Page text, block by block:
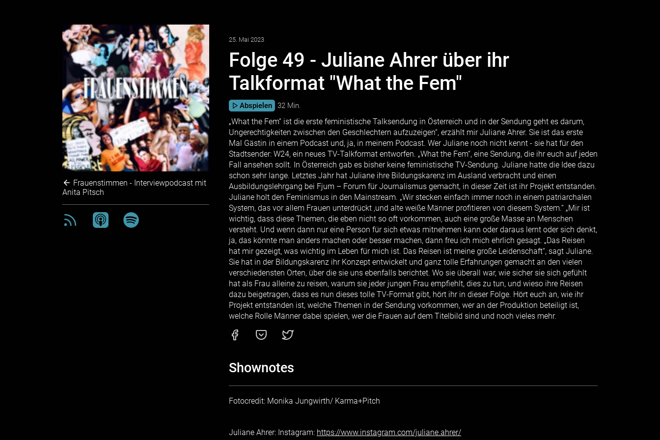
Frauenstimmen - Interviewpodcast mit
Anita Pitsch
25. Mai 2023
Folge 49 - Juliane Ahrer über ihr
Talkformat "What the Fem"
Abspielen 32 Min.
„What the Fem“ ist die erste feministische Talksendung in Österreich und in der Sendung geht es darum,
Ungerechtigkeiten zwischen den Geschlechtern aufzuzeigen“, erzählt mir Juliane Ahrer. Sie ist das erste
Mal Gästin in einem Podcast und, ja, in meinem Podcast. Wer Juliane noch nicht kennt - sie hat für den
Stadtsender: W24, ein neues TV-Talkformat entworfen. „What the Fem“, eine Sendung, die ihr euch auf jeden
Fall ansehen sollt. In Österreich gab es bisher keine feministische TV-Sendung. Juliane hatte die Idee dazu
schon sehr lange. Letztes Jahr hat Juliane ihre Bildungskarenz im Ausland verbracht und einen
Ausbildungslehrgang bei Fjum – Forum für Journalismus gemacht, in dieser Zeit ist ihr Projekt entstanden.
Juliane holt den Feminismus in den Mainstream. „Wir stecken einfach immer noch in einem patriarchalen
System, das vor allem Frauen unterdrückt ,und alte weiße Männer profitieren von diesem System.“ „Mir ist
wichtig, dass diese Themen, die eben nicht so oft vorkommen, auch eine große Masse an Menschen
versteht. Und wenn dann nur eine Person für sich etwas mitnehmen kann oder daraus lernt oder sich denkt,
ja, das könnte man anders machen oder besser machen, dann freu ich mich ehrlich gesagt. „Das Reisen
hat mir gezeigt, was wichtig im Leben für mich ist. Das Reisen ist meine große Leidenschaft“, sagt Juliane.
Sie hat in der Bildungskarenz ihr Konzept entwickelt und ganz tolle Erfahrungen gemacht an den vielen
verschiedensten Orten, über die sie uns ebenfalls berichtet. Wo sie überall war, wie sicher sie sich gefühlt
hat als Frau alleine zu reisen, warum sie jeder jungen Frau empfiehlt, dies zu tun, und wieso ihre Reisen
dazu beigetragen, dass es nun dieses tolle TV-Format gibt, hört ihr in dieser Folge. Hört euch an, wie ihr
Projekt entstanden ist, welche Themen in der Sendung vorkommen, wer an der Produktion beteiligt ist,
welche Rolle Männer dabei spielen, wer die Frauen auf dem Titelbild sind und noch vieles mehr.
Shownotes
Fotocredit: Monika Jungwirth/ Karma+Pitch
Juliane Ahrer: Instagram: https://www.instagram.com/juliane.ahrer/